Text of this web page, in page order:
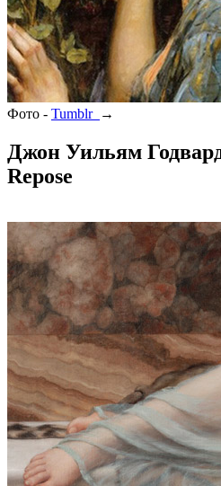
Фото - Tumblr →
Джон Уильям
Repose